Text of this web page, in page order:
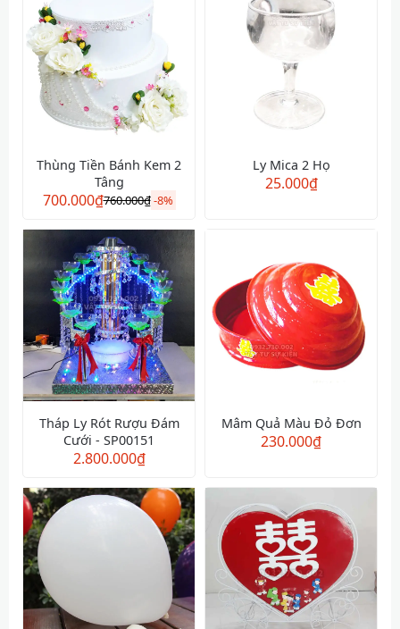
Thùng Tiền Bánh Kem 2
Tâng
700.000₫760.000₫-8%
Ly Mica 2 Họ
25.000₫
Tháp Ly Rót Rượu Đám
Cưới - SP00151
2.800.000₫
Mâm Quả Màu Đỏ Đơn
230.000₫